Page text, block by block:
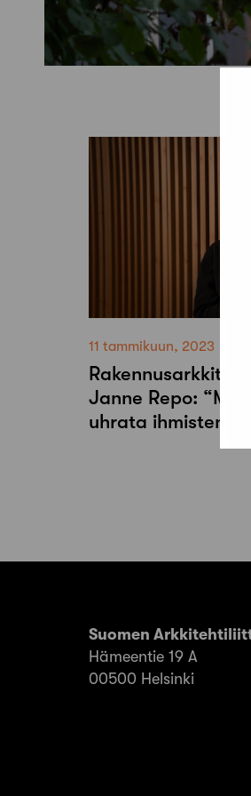
11 tammikuun, 2023
Janne Repo:
uhrata ihmisten
Suomen
Hämeentie 19 A
00500 Helsinki